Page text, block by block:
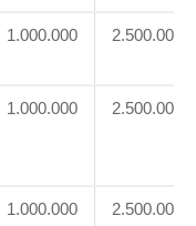
1.000.000 2.500.000
1.000.000 2.500.000
1.000.000 2.500.000